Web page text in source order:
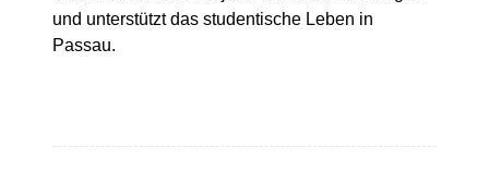
und unterstützt das studentische Leben in
Passau.